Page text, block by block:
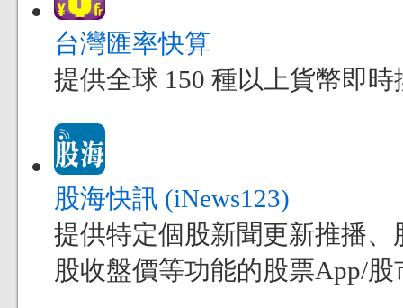
台灣匯率快算
提供全球 150 種以上貨幣即
股海快訊 (iNews123)
提供特定個股新聞更新推播
股收盤價等功能的股票App/股